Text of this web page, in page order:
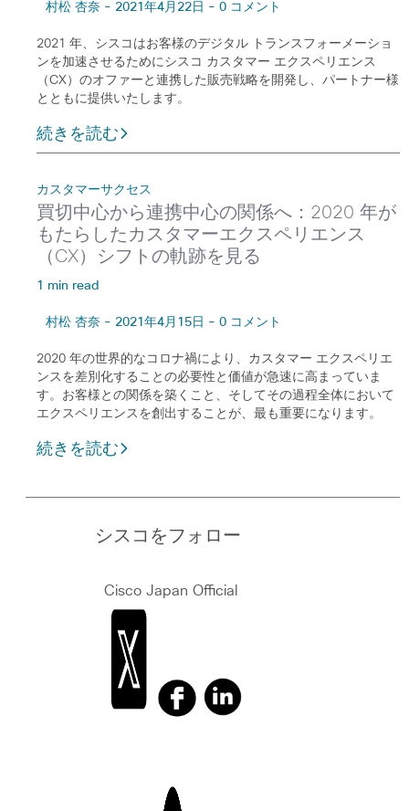
村松 杏奈 - 2021年4月22日 - 0 コメント
2021 年、シスコはお客様のデジタル トランスフォーメーショ
ンを加速させるためにシスコ カスタマー エクスペリエンス
（CX）のオファーと連携した販売戦略を開発し、パートナー様
とともに提供いたします。
続きを読む
カスタマーサクセス
買切中心から連携中心の関係へ：2020 年が
もたらしたカスタマーエクスペリエンス
（CX）シフトの軌跡を見る
1 min read
村松 杏奈 - 2021年4月15日 - 0 コメント
2020 年の世界的なコロナ禍により、カスタマー エクスペリエ
ンスを差別化することの必要性と価値が急速に高まっていま
す。お客様との関係を築くこと、そしてその過程全体において
エクスペリエンスを創出することが、最も重要になります。
続きを読む
シスコをフォロー
Cisco Japan Official